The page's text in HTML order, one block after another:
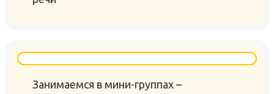
Занимаемся в мини-группах –